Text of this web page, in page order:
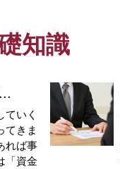
知識
ていく
てきま
れば事
「資金